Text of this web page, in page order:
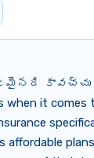
కావచ్చు
when it comes
affordable